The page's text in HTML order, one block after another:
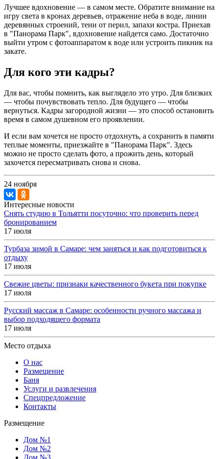
Лучшее вдохновение — в самом месте. Обратите внимание на
игру света в кронах деревьев, отражение неба в воде, линии
деревянных строений, тени от перил, запахи костра. Приехав
в "Панорама Парк", вдохновение найдется само. Достаточно
выйти утром с фотоаппаратом к воде или устроить пикник на
закате.
Для кого эти кадры?
Для вас, чтобы помнить, как выглядело это утро. Для близких
— чтобы почувствовать тепло. Для будущего — чтобы
вернуться. Кадры загородной жизни — это способ остановить
время в самом душевном его проявлении.
И если вам хочется не просто отдохнуть, а сохранить в памяти
теплые моменты, приезжайте в "Панорама Парк". Здесь
можно не просто сделать фото, а прожить день, который
захочется пересматривать снова и снова.
24 ноября
Интересные новости
Снять студию в Тольятти посуточно: что проверить перед
бронированием
17 июля
Турбаза зимой в Самаре: чем заняться и как подготовиться к
отдыху
17 июля
Свежие цветы: признаки качественного букета при покупке
17 июля
Русский массаж в Самаре: особенности ручного массажа и
выбор подходящего формата
17 июля
Место отдыха
О нас
Размещение
Баня
Услуги и развлечения
Спецпредложение
Контакты
Размещение
Дом №1
Дом №2